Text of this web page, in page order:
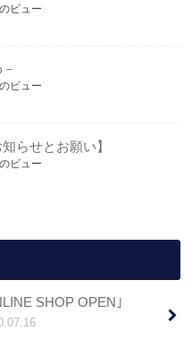
ビュー
ビュー
知らせとお願い】
ビュー
SHOP OPEN｣